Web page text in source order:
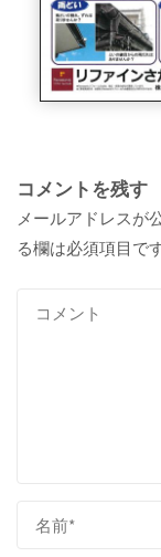
コメントを残す
メールアドレスが
る欄は必須項目で